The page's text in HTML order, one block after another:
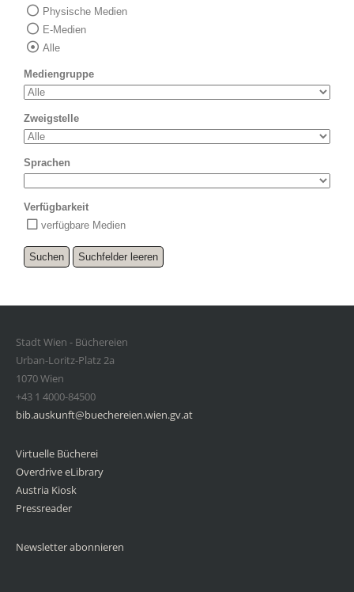
Physische Medien
E-Medien
Alle
Mediengruppe
Zweigstelle
Sprachen
Verfügbarkeit
verfügbare Medien
Stadt Wien - Büchereien
Urban-Loritz-Platz 2a
1070 Wien
+43 1 4000-84500
bib.auskunft@buechereien.wien.gv.at
Virtuelle Bücherei
Overdrive eLibrary
Austria Kiosk
Pressreader
Newsletter abonnieren